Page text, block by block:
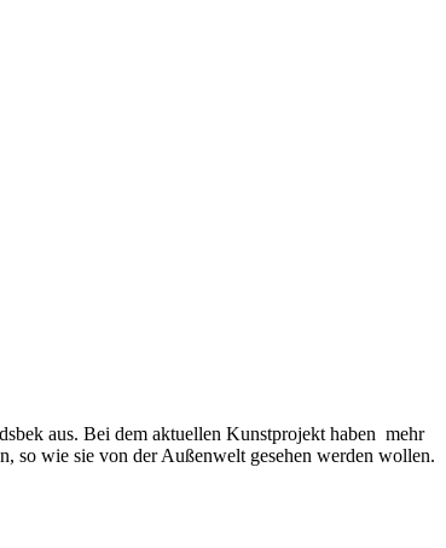
aus. Bei dem aktuellen Kunstprojekt haben mehr
so wie sie von der Außenwelt gesehen werden wollen.